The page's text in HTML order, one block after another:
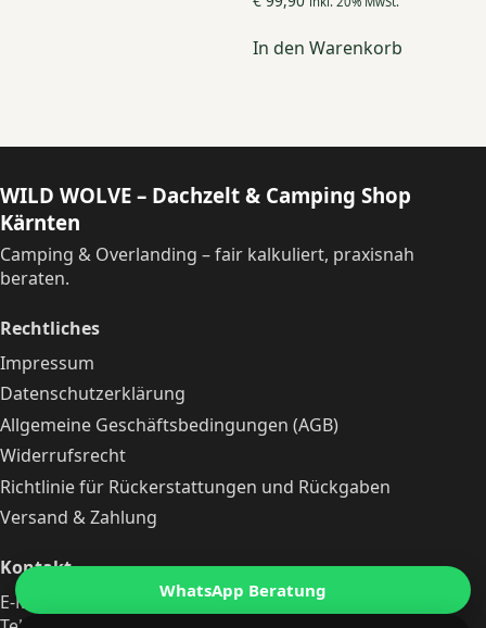
In den Warenkorb
WILD WOLVE – Dachzelt & Camping Shop
Kärnten
Camping & Overlanding – fair kalkuliert, praxisnah
beraten.
Rechtliches
Impressum
Datenschutzerklärung
Allgemeine Geschäftsbedingungen (AGB)
Widerrufsrecht
Richtlinie für Rückerstattungen und Rückgaben
Versand & Zahlung
Kontakt
E-Mail:
michaelleitgeb@zieh-mit-dem-wolf.at
WhatsApp Beratung